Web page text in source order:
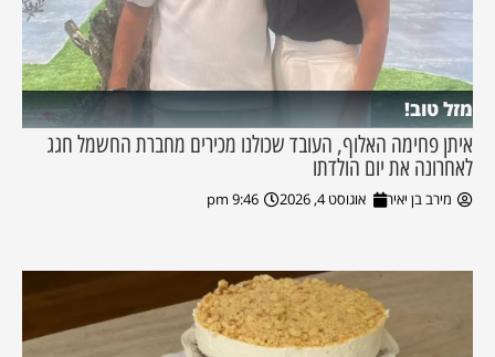
מזל טוב!
איתן פחימה האלוף, העובד שכולנו מכירים מחברת החשמל חגג
לאחרונה את יום הולדתו
מירב בן יאיר אוגוסט 4, 2026 9:46 pm